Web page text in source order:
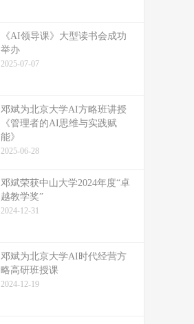
《AI领导课》大型读书会成功
举办
2025-07-07
邓斌为北京大学AI方略班讲授
《管理者的AI思维与实践赋
能》
2025-06-28
邓斌荣获中山大学2024年度“卓
越教学奖”
2024-12-31
邓斌为北京大学AI时代经营方
略高研班授课
2024-12-19